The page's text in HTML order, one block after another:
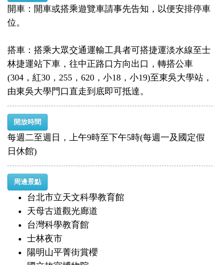
開車：開車或搭乘遊覽車請事先告知，以便安排停車
位。
搭車：搭乘大眾交通運輸工具者可搭捷運淡水線至士
林捷運站下車，往中正路口方向出口，轉搭公車
(304，紅30，255，620，小18，小19)至東吳大學站，
由東吳大學門口直走到底即可抵達。
開放時間
每週二至週日，上午9時至下午5時(每週一及國定假
日休館)
周邊景點
台北市立天文科學教育館
天母古道觀光廊道
台灣科學教育館
士林夜市
陽明山平菁街賞櫻